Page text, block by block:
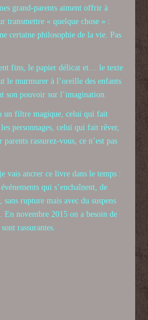
grand-parents aiment offrir à
transmettre « quelque chose » :
certaine philosophie de la vie. Pas
fins, le papier délicat et… le texte
le murmurer à l’oreille des enfants
son pouvoir sur l’imagination.
un filtre magique, celui qui fait
personnages, celui qui fait rêver,
parents rassurez-vous, ce n’est pas
vais ancrer ce livre dans le temps :
qui s’enchaînent, de
sans rupture mais avec du suspens
novembre 2015 on a besoin de
rassurantes.